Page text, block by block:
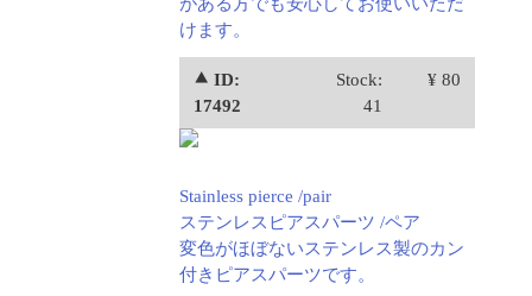
けます。
⯅ ID:
17492
Stock:
41
¥ 80
Stainless pierce /pair
ステンレスピアスパーツ /ペア
変色がほぼないステンレス製のカン
付きピアスパーツです。